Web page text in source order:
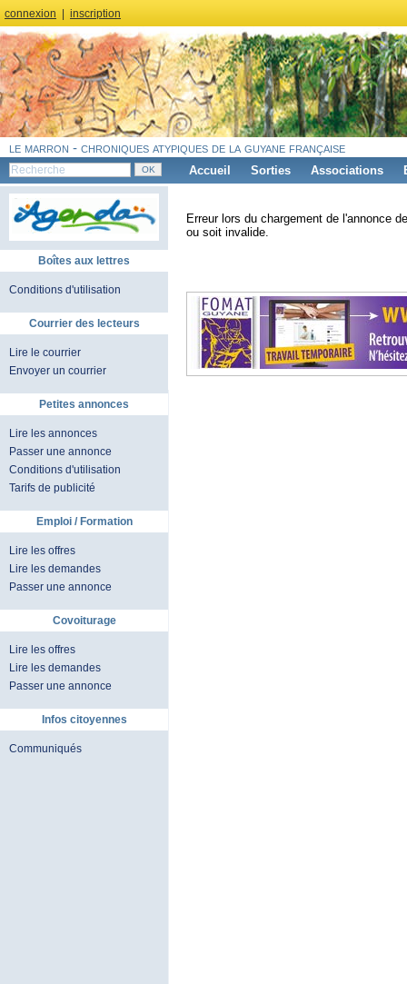
connexion inscription
le marron - chroniques atypiques de la guyane française
Accueil Sorties Associations
Boîtes aux lettres
Conditions d'utilisation
Courrier des lecteurs
Lire le courrier
Envoyer un courrier
Petites annonces
Lire les annonces
Passer une annonce
Conditions d'utilisation
Tarifs de publicité
Emploi / Formation
Lire les offres
Lire les demandes
Passer une annonce
Covoiturage
Lire les offres
Lire les demandes
Passer une annonce
Infos citoyennes
Communiqués
Erreur lors du chargement de l'annonce
ou soit invalide.